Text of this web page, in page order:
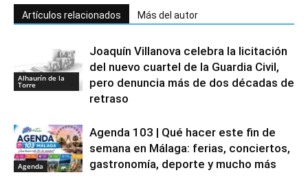
Artículos relacionados Más del autor
Alhaurín de la
Torre
Joaquín Villanova celebra la licitación
del nuevo cuartel de la Guardia Civil,
pero denuncia más de dos décadas de
retraso
Agenda
Agenda 103 | Qué hacer este fin de
semana en Málaga: ferias, conciertos,
gastronomía, deporte y mucho más